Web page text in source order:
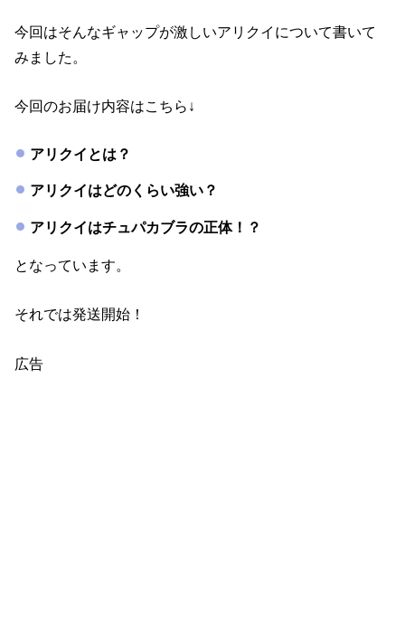
今回はそんなギャップが激しいアリクイについて書いて
みました。
今回のお届け内容はこちら↓
アリクイとは？
アリクイはどのくらい強い？
アリクイはチュパカブラの正体！？
となっています。
それでは発送開始！
広告